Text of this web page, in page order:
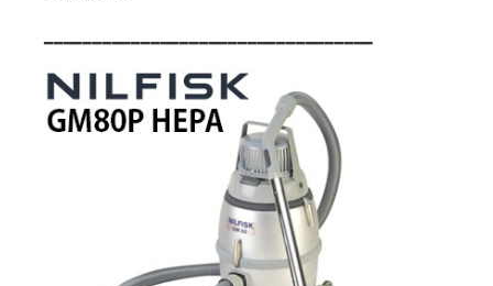
━━━━━━━━━━━━━━━━━━━━━━━━━━━━━━━━━━